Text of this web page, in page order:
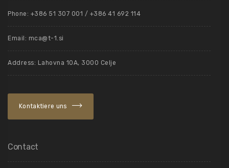
Phone: +386 51 307 001 / +386 41 692 114
Email: mca@t-1.si
Address: Lahovna 10A, 3000 Celje
Kontaktiere uns
Contact